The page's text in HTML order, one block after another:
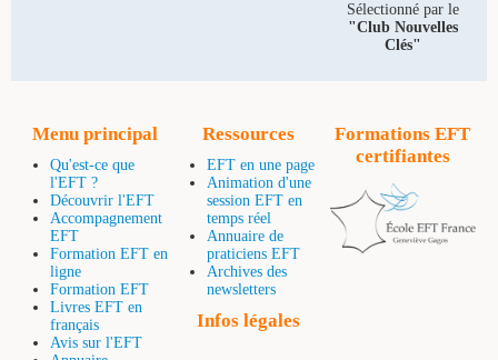
Sélectionné par le
"Club Nouvelles
Clés"
Menu principal
Qu'est-ce que
l'EFT ?
Découvrir l'EFT
Accompagnement
EFT
Formation EFT en
ligne
Formation EFT
Livres EFT en
français
Avis sur l'EFT
Ressources
EFT en une page
Animation d'une
session EFT en
temps réel
Annuaire de
praticiens EFT
Archives des
newsletters
Infos légales
Formations EFT
certifiantes